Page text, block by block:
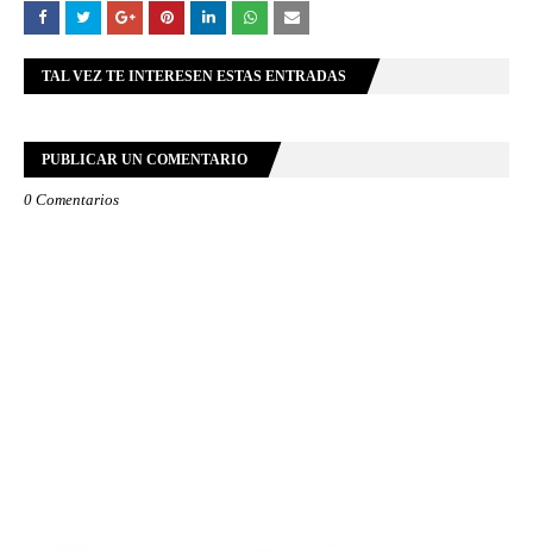
TAL VEZ TE INTERESEN ESTAS ENTRADAS
PUBLICAR UN COMENTARIO
0 Comentarios